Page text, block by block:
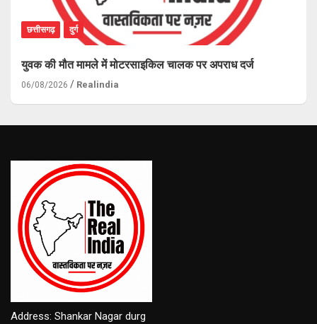
छत्तीसगढ़ दुर्ग
युवक की मौत मामले में मोटरसाइकिल चालक पर अपराध दर्ज
06/08/2026 Realindia
Address: Shankar Nagar durg